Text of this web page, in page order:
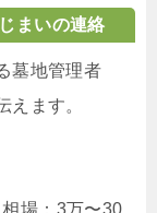
まいの連絡
墓地管理者
えます。
場：3万〜30